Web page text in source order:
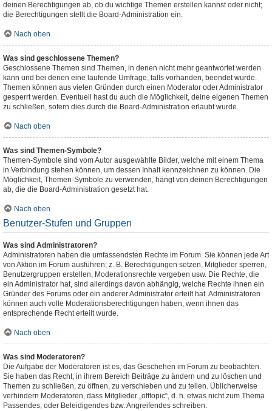
deinen Berechtigungen ab, ob du wichtige Themen erstellen kannst oder nicht;
die Berechtigungen stellt die Board-Administration ein.
Nach oben
Was sind geschlossene Themen?
Geschlossene Themen sind Themen, in denen nicht mehr geantwortet werden
kann und bei denen eine laufende Umfrage, falls vorhanden, beendet wurde.
Themen können aus vielen Gründen durch einen Moderator oder Administrator
gesperrt werden. Eventuell hast du auch die Möglichkeit, deine eigenen Themen
zu schließen, sofern dies durch die Board-Administration erlaubt wurde.
Nach oben
Was sind Themen-Symbole?
Themen-Symbole sind vom Autor ausgewählte Bilder, welche mit einem Thema
in Verbindung stehen können, um dessen Inhalt kennzeichnen zu können. Die
Möglichkeit, Themen-Symbole zu verwenden, hängt von deinen Berechtigungen
ab, die die Board-Administration gesetzt hat.
Nach oben
Benutzer-Stufen und Gruppen
Was sind Administratoren?
Administratoren haben die umfassendsten Rechte im Forum. Sie können jede Art
von Aktion im Forum ausführen; z. B. Berechtigungen setzen, Mitglieder sperren,
Benutzergruppen erstellen, Moderationsrechte vergeben usw. Die Rechte, die
ein Administrator hat, sind allerdings davon abhängig, welche Rechte ihnen ein
Gründer des Forums oder ein anderer Administrator erteilt hat. Administratoren
können auch volle Moderationsberechtigungen haben, wenn ihnen das
entsprechende Recht erteilt wurde.
Nach oben
Was sind Moderatoren?
Die Aufgabe der Moderatoren ist es, das Geschehen im Forum zu beobachten.
Sie haben das Recht, in ihrem Bereich Beiträge zu ändern und zu löschen und
Themen zu schließen, zu öffnen, zu verschieben und zu teilen. Üblicherweise
verhindern Moderatoren, dass Mitglieder „offtopic“, d. h. etwas nicht zum Thema
Passendes, oder Beleidigendes bzw. Angreifendes schreiben.